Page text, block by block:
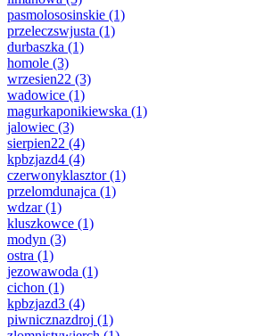
pasmolososinskie (1)
przeleczswjusta (1)
durbaszka (1)
homole (3)
wrzesien22 (3)
wadowice (1)
magurkaponikiewska (1)
jalowiec (3)
sierpien22 (4)
kpbzjazd4 (4)
czerwonyklasztor(1)
przelomdunajca (1)
wdzar(1)
kluszkowce (1)
modyn (3)
ostra (1)
jezowawoda (1)
cichon (1)
kpbzjazd3 (4)
piwnicznazdroj (1)